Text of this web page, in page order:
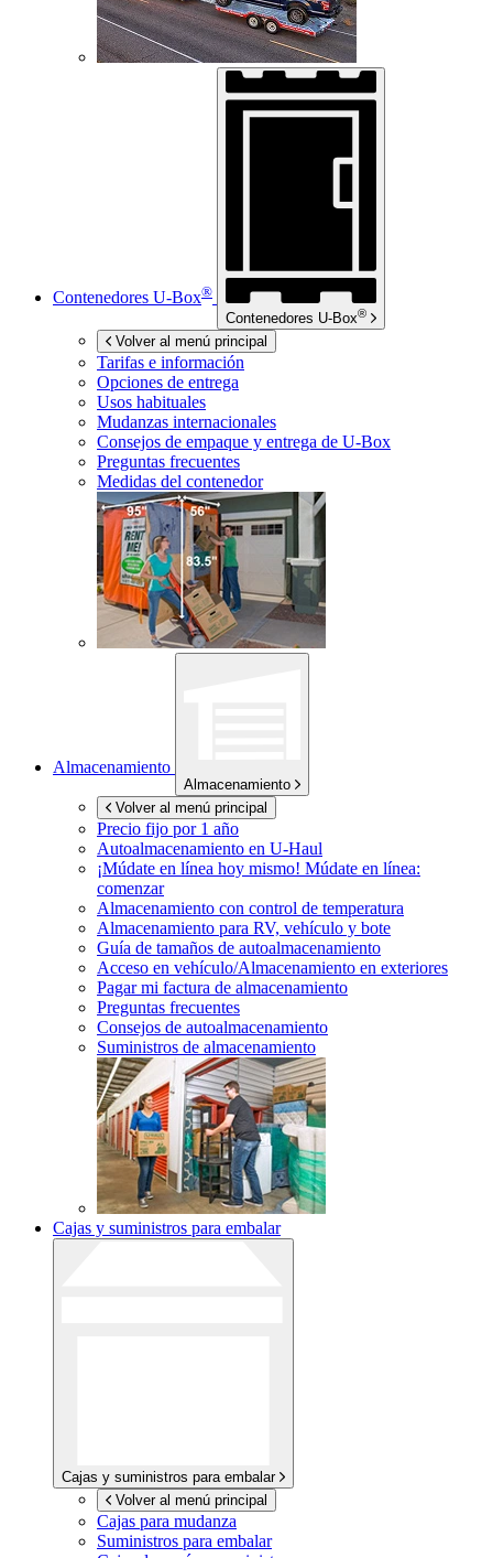
Contenedores U-Box®
Contenedores U-Box®
Volver al menú principal
Tarifas e información
Opciones de entrega
Usos habituales
Mudanzas internacionales
Consejos de empaque y entrega de U-Box
Preguntas frecuentes
Medidas del contenedor
Almacenamiento
Almacenamiento
Volver al menú principal
Precio fijo por 1 año
Autoalmacenamiento en U-Haul
¡Múdate en línea hoy mismo! Múdate en línea:
comenzar
Almacenamiento con control de temperatura
Almacenamiento para RV, vehículo y bote
Guía de tamaños de autoalmacenamiento
Acceso en vehículo/Almacenamiento en exteriores
Pagar mi factura de almacenamiento
Preguntas frecuentes
Consejos de autoalmacenamiento
Suministros de almacenamiento
Cajas y suministros para embalar
Cajas y suministros para embalar
Volver al menú principal
Cajas para mudanza
Suministros para embalar